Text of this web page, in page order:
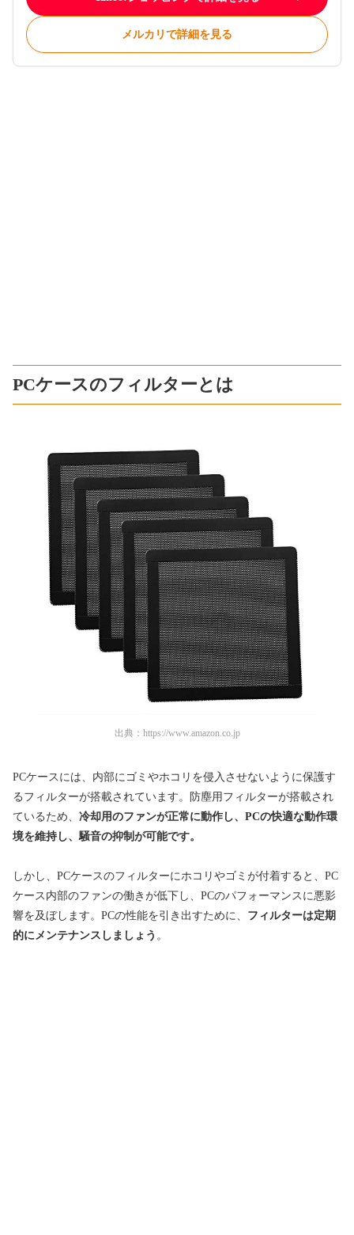
メルカリで詳細を見る
PCケースのフィルターとは
出典： https://www.amazon.co.jp
PCケースには、内部にゴミやホコリを侵入させないように保護す
るフィルターが搭載されています。防塵用フィルターが搭載され
ているため、 冷却用のファンが正常に動作し、PCの快適な動作環
境を維持し、騒音の抑制が可能です。
しかし、PCケースのフィルターにホコリやゴミが付着すると、PC
ケース内部のファンの働きが低下し、PCのパフォーマンスに悪影
響を及ぼします。PCの性能を引き出すために、 フィルターは定期
的にメンテナンスしましょう 。